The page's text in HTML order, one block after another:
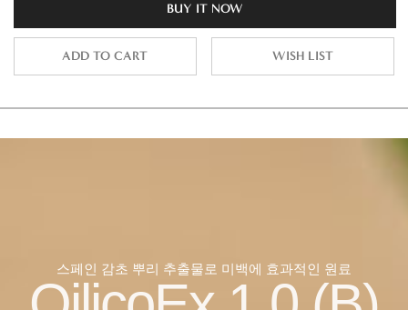
BUY IT NOW
ADD TO CART WISH LIST
스페인 감초 뿌리 추출물로 미백에 효과적인 원료